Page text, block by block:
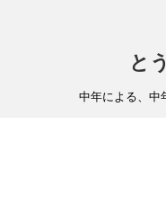
と
中年による、中